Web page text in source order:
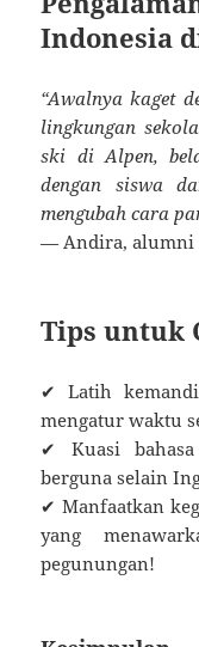
Indonesia
“Awalnya kaget
lingkungan
ski di Alpen,
dengan siswa
mengubah cara
— Andira, alumni
Tips untuk
✔ Latih
mengatur waktu
✔ Kuasi bahasa
berguna selain
✔ Manfaatkan
yang
pegunungan!